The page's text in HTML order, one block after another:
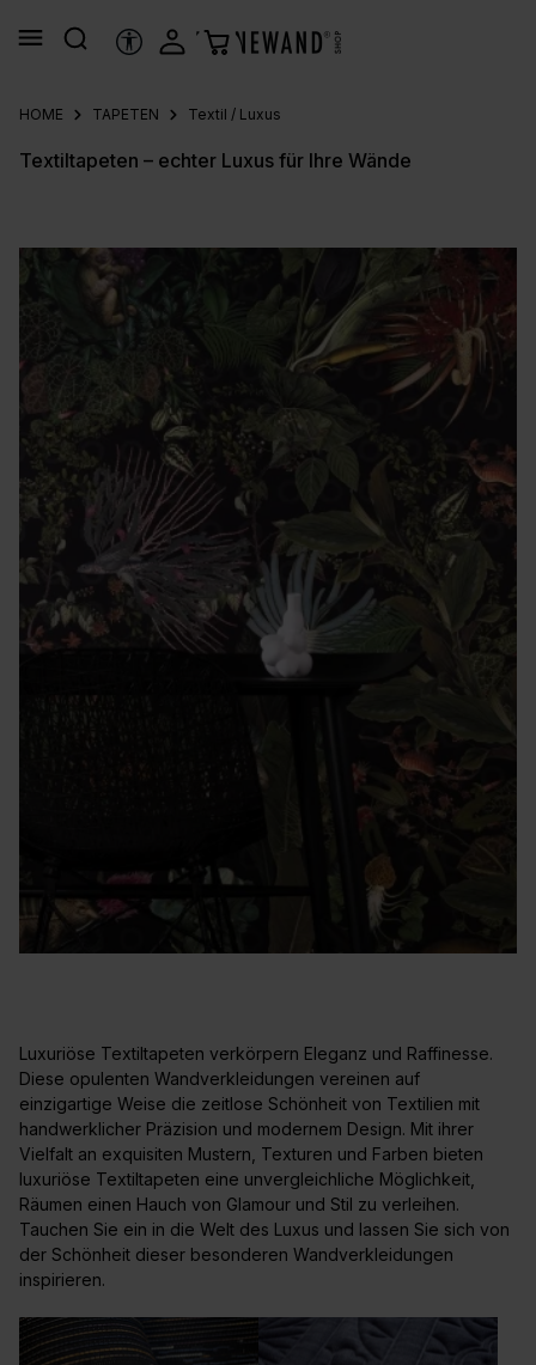
springen
HILFSTOOLS
HOME TAPETEN Textil / Luxus
Textiltapeten – echter Luxus für Ihre Wände
Luxuriöse Textiltapeten verkörpern Eleganz und Raffinesse.
Diese opulenten Wandverkleidungen vereinen auf
einzigartige Weise die zeitlose Schönheit von Textilien mit
handwerklicher Präzision und modernem Design. Mit ihrer
Vielfalt an exquisiten Mustern, Texturen und Farben bieten
luxuriöse Textiltapeten eine unvergleichliche Möglichkeit,
Räumen einen Hauch von Glamour und Stil zu verleihen.
Tauchen Sie ein in die Welt des Luxus und lassen Sie sich von
der Schönheit dieser besonderen Wandverkleidungen
inspirieren.